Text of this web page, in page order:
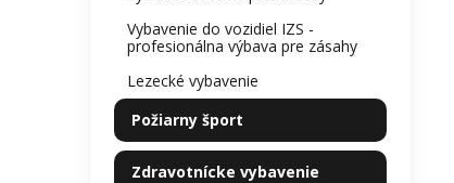
Vybavenie do vozidiel IZS -
profesionálna výbava pre zásahy
Lezecké vybavenie
Požiarny šport
Zdravotnícke vybavenie